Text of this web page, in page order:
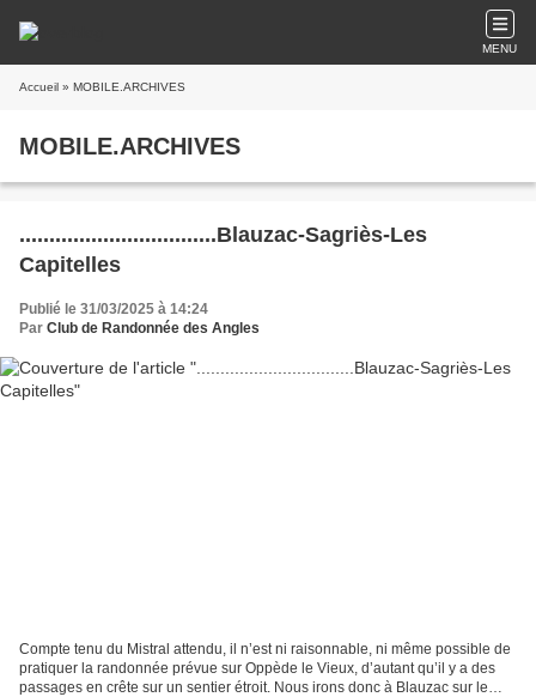
MENU
Accueil » MOBILE.ARCHIVES
MOBILE.ARCHIVES
.................................Blauzac-Sagriès-Les
Capitelles
Publié le 31/03/2025 à 14:24
Par Club de Randonnée des Angles
Compte tenu du Mistral attendu, il n’est ni raisonnable, ni même possible de
pratiquer la randonnée prévue sur Oppède le Vieux, d’autant qu’il y a des
passages en crête sur un sentier étroit. Nous irons donc à Blauzac sur le